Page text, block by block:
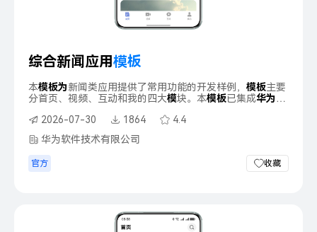
综合新闻应用模板
本模板为新闻类应用提供了常用功能的开发样例， 模板主要
分首页、视频、互动和我的四大模块。本模板已集成华为 账
化、深色模式、微信登录分享等服务，适配平
视频悬停态播放，支持不同设备间同步新闻浏览进度，提供
首页新闻动态布局能力，只需做少量配置和定制即可快速实
现华为
2026-07-30 1864
4.4
华为软件技术有限公司
官方 收藏